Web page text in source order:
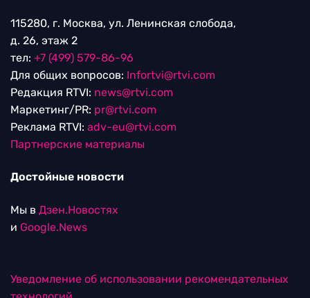
115280, г. Москва, ул. Ленинская слобода,
д. 26, этаж 2
тел: +7 (499) 579-86-96
Для общих вопросов: Infortvi@rtvi.com
Редакция RTVI: news@rtvi.com
Маркетинг/PR: pr@rtvi.com
Реклама RTVI: adv-eu@rtvi.com
Партнерские материалы
Достойные новости
Мы в Дзен.Новостях
и Google.News
Уведомление об использовании рекомендательных